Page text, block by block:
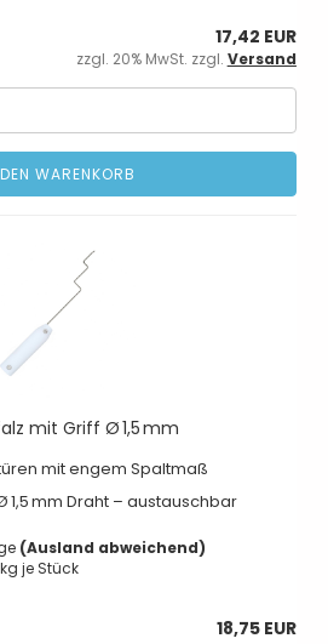
17,42 EUR
zzgl. 20% MwSt. zzgl. Versand
WARENKORB
mit Griff Ø 1,5 mm
mit engem Spaltmaß
1,5 mm Draht – austauschbar
(Ausland abweichend)
kg je Stück
18,75 EUR